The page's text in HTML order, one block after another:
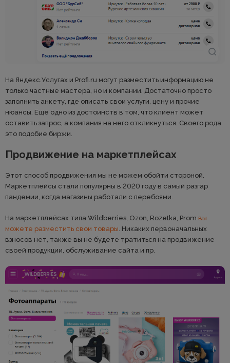
На Яндекс.Услугах и Profi.ru могут разместить информацию не
только частные мастера, но и компании. Достаточно просто
заполнить анкету, где описать свои услуги, цену и прочие
нюансы. Еще одно из достоинств в том, что клиент может
оставить запрос, а компания на него откликнуться. Своего рода
это подобие биржи.
Продвижение на маркетплейсах
Этот способ продвижения мы не можем обойти стороной.
Маркетплейсы стали популярны в 2020 году в самый разгар
пандемии, когда магазины работали с перебоями.
На маркетплейсах типа Wildberries, Ozon, Rozetka, Prom вы
можете разместить свои товары . Никаких первоначальных
взносов нет, также вы не будете тратиться на продвижение
своей продукции, обслуживание сайта и пр.